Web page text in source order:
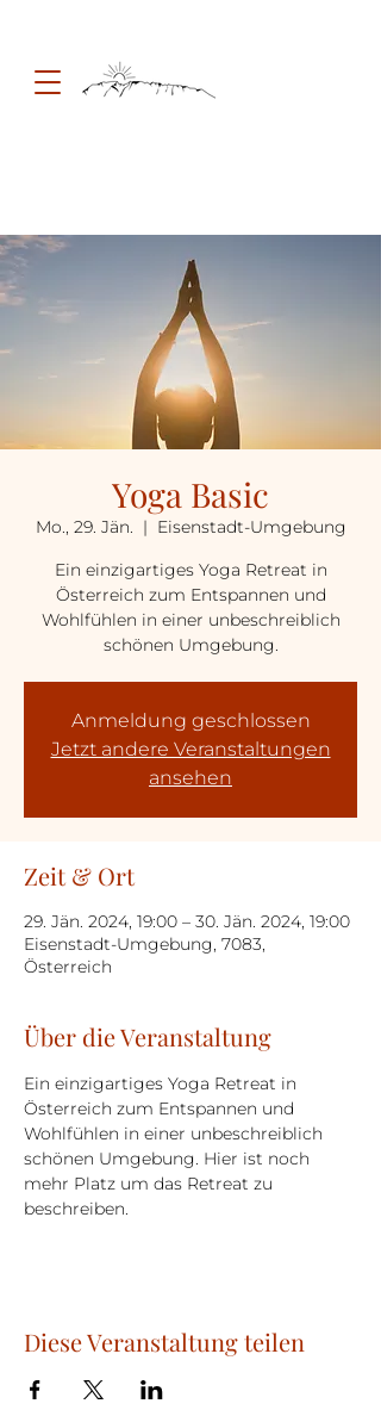
Yoga Basic
Mo., 29. Jän.
  |
Eisenstadt-Umgebung
Ein einzigartiges Yoga Retreat in
Österreich zum Entspannen und
Wohlfühlen in einer unbeschreiblich
schönen Umgebung.
Anmeldung geschlossen
Jetzt andere Veranstaltungen
ansehen
Zeit & Ort
29. Jän. 2024, 19:00 – 30. Jän. 2024, 19:00
Eisenstadt-Umgebung, 7083,
Österreich
Über die Veranstaltung
Ein einzigartiges Yoga Retreat in
Österreich zum Entspannen und
Wohlfühlen in einer unbeschreiblich
schönen Umgebung. Hier ist noch
mehr Platz um das Retreat zu
beschreiben.
Diese Veranstaltung teilen